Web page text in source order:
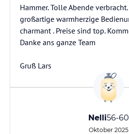
Hammer. Tolle Abende
großartige warmherzige
charmant . Preise sind top.
Danke ans ganze Team
Gruß Lars
Nelli56-60
Oktober 2025